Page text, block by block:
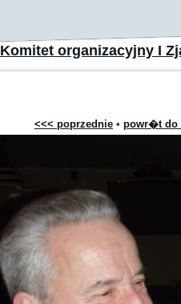
Komitet organizacyjny I
<<< poprzednie • powr�t do